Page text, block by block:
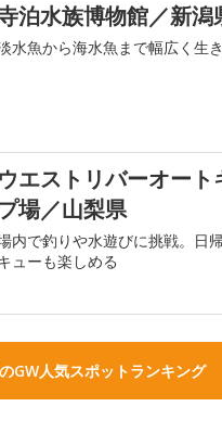
泊水族博物館／新潟
水魚から海水魚まで幅広く生
ウエストリバーオート
場／山梨県
内で釣りや水遊びに挑戦。日
ューも楽しめる
GW人気スポットランキング